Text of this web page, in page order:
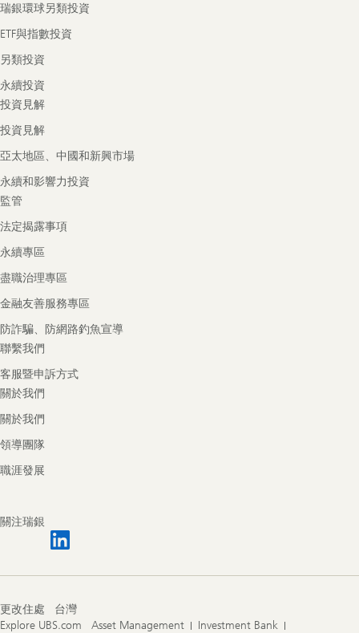
瑞銀環球另類投資
ETF與指數投資
另類投資
永續投資
投資見解
投資見解
亞太地區、中國和新興市場
永續和影響力投資
監管
法定揭露事項
永續專區
盡職治理專區
金融友善服務專區
防詐騙、防網路釣魚宣導
聯繫我們
客服暨申訴方式
關於我們
關於我們
領導團隊
職涯發展
關注瑞銀
更改住處
台灣
Explore UBS.com
Asset Management
Investment Bank